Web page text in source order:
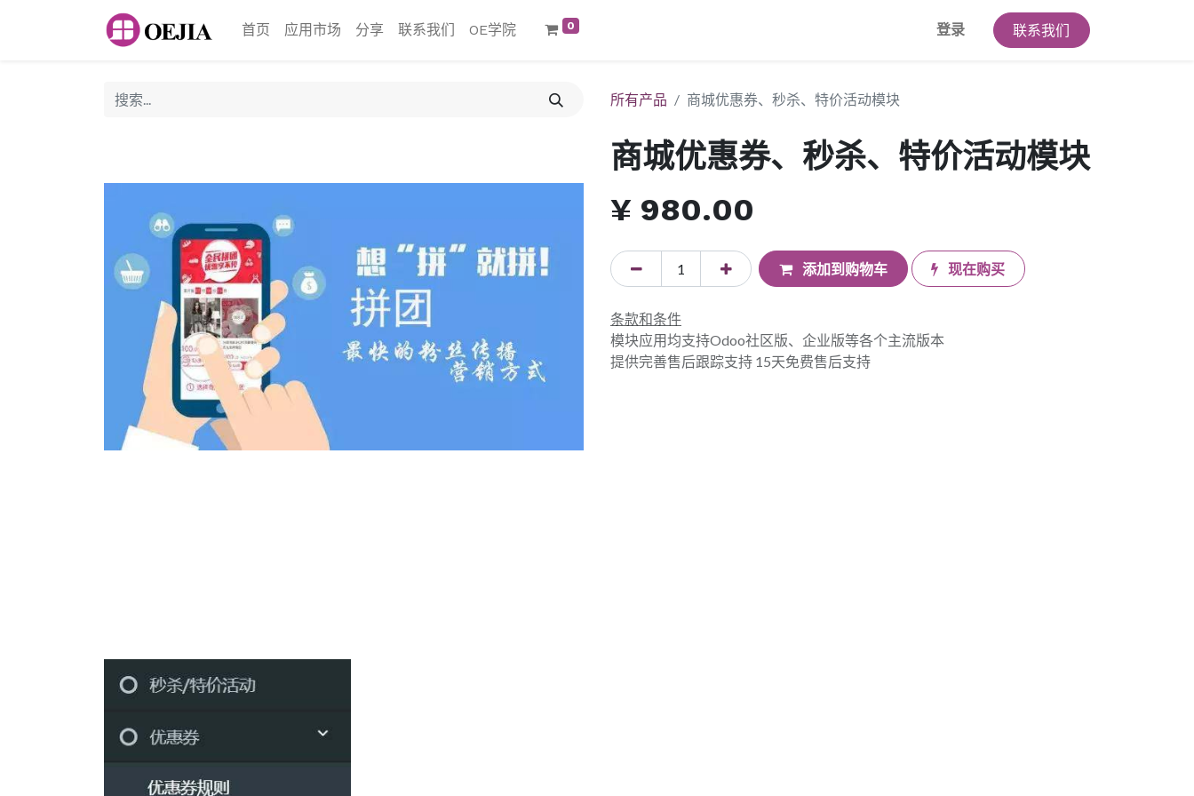
首页 应用市场 分享 联系我们 OE学院 0 登录 联系我们
所有产品 商城优惠券、秒杀、特价活动模块
商城优惠券、秒杀、特价活动模块
¥ 980.00
添加到购物车 现在购买
条款和条件
模块应用均支持Odoo社区版、企业版等各个主流版本
提供完善售后跟踪支持 15天免费售后支持